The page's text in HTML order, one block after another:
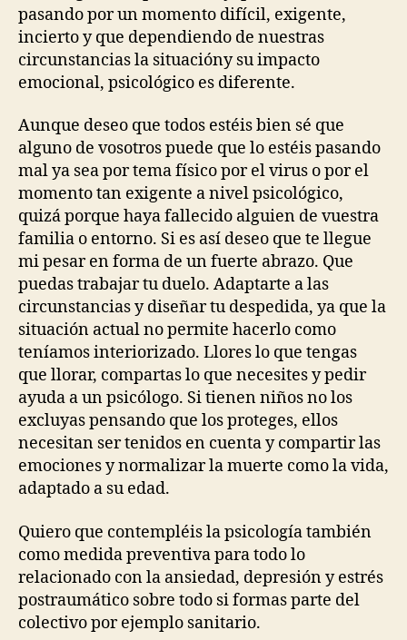
pasando por un momento difícil, exigente,
incierto y que dependiendo de nuestras
circunstancias la situacióny su impacto
emocional, psicológico es diferente.
Aunque deseo que todos estéis bien sé que
alguno de vosotros puede que lo estéis pasando
mal ya sea por tema físico por el virus o por el
momento tan exigente a nivel psicológico,
quizá porque haya fallecido alguien de vuestra
familia o entorno. Si es así deseo que te llegue
mi pesar en forma de un fuerte abrazo. Que
puedas trabajar tu duelo. Adaptarte a las
circunstancias y diseñar tu despedida, ya que la
situación actual no permite hacerlo como
teníamos interiorizado. Llores lo que tengas
que llorar, compartas lo que necesites y pedir
ayuda a un psicólogo. Si tienen niños no los
excluyas pensando que los proteges, ellos
necesitan ser tenidos en cuenta y compartir las
emociones y normalizar la muerte como la vida,
adaptado a su edad.
Quiero que contempléis la psicología también
como medida preventiva para todo lo
relacionado con la ansiedad, depresión y estrés
postraumático sobre todo si formas parte del
colectivo por ejemplo sanitario.